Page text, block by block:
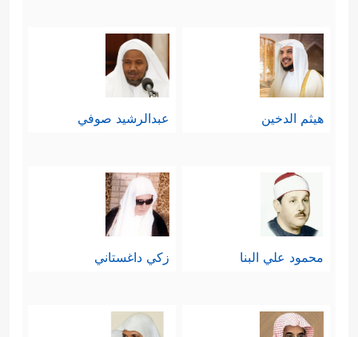
هيثم الدخين عبدالرشيد صوفي
محمود علي البنا زكي داغستاني